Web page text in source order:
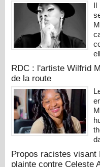
Il
RDC : l'artiste Wilfrid
de la route
Propos racistes visant
plainte contre Celeste